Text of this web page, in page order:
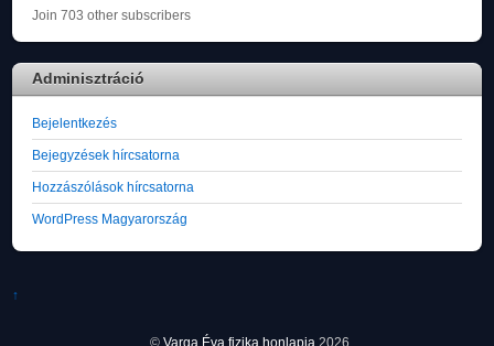
Join 703 other subscribers
Adminisztráció
Bejelentkezés
Bejegyzések hírcsatorna
Hozzászólások hírcsatorna
WordPress Magyarország
↑
© Varga Éva fizika honlapja 2026